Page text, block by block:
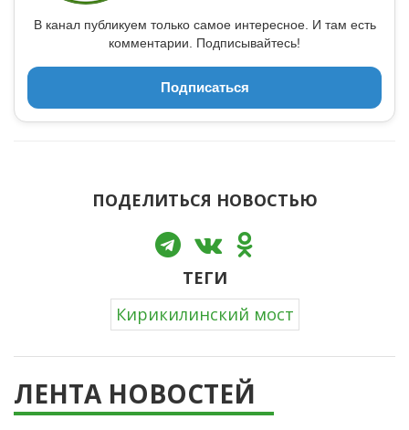
В канал публикуем только самое интересное. И там есть
комментарии. Подписывайтесь!
Подписаться
ПОДЕЛИТЬСЯ НОВОСТЬЮ
ТЕГИ
Кирикилинский мост
ЛЕНТА НОВОСТЕЙ